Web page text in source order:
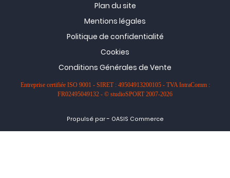
Plan du site
Mentions légales
Politique de confidentialité
Cookies
Conditions Générales de Vente
Entreprise certifiée ISO 9001 - SIRET : 49504913200105 - TVA IntraComm :
FR02495049132 - © studioSPORT 2007-2026
Propulsé par- OASIS Commerce